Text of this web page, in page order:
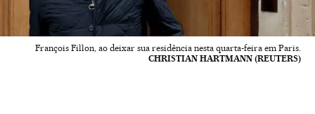
François Fillon, ao deixar sua residência nesta quarta-feira em Paris.
CHRISTIAN HARTMANN (REUTERS)